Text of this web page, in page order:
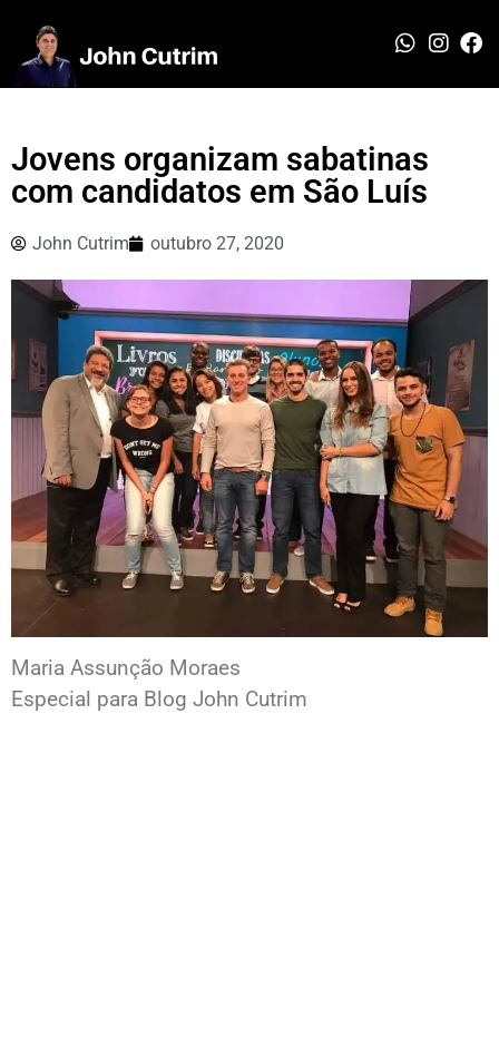
Jovens organizam sabatinas
com candidatos em São Luís
John Cutrim outubro 27, 2020
Maria Assunção Moraes
Especial para Blog John Cutrim